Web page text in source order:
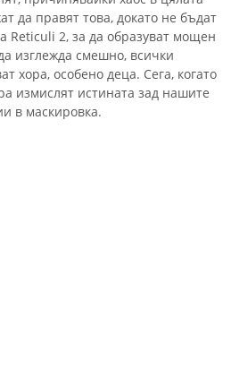
да правят това, докато не бъдат
Reticuli 2, за да образуват мощен
изглежда смешно, всички
хора, особено деца. Сега, когато
измислят истината зад нашите
в маскировка.